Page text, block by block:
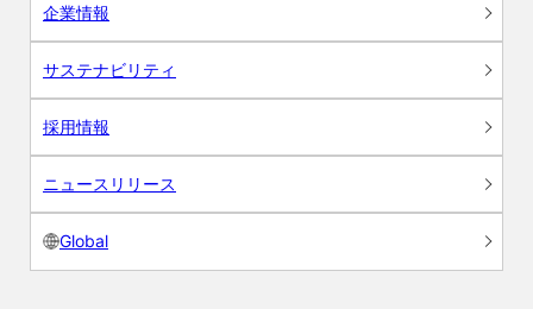
企業情報
サステナビリティ
採用情報
ニュースリリース
Global